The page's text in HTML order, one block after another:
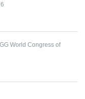
World Congress of